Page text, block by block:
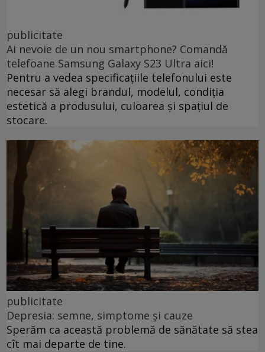
publicitate
Ai nevoie de un nou smartphone? Comandă
telefoane Samsung Galaxy S23 Ultra aici!
Pentru a vedea specificațiile telefonului este
necesar să alegi brandul, modelul, condiția
estetică a produsului, culoarea și spațiul de
stocare.
publicitate
Depresia: semne, simptome și cauze
Sperăm ca această problemă de sănătate să stea
cît mai departe de tine.